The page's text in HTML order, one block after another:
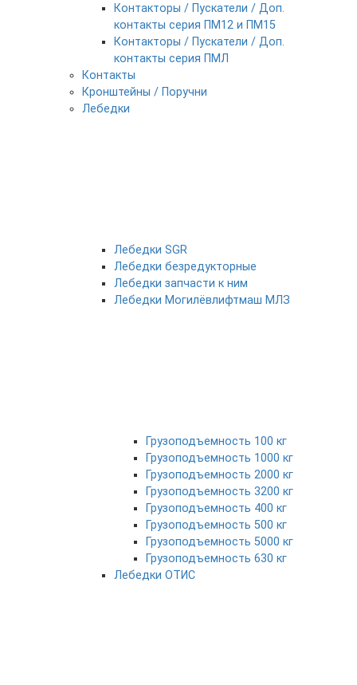
Контакторы / Пускатели / Доп.
контакты серия ПМ12 и ПМ15
Контакторы / Пускатели / Доп.
контакты серия ПМЛ
Контакты
Кронштейны / Поручни
Лебедки
Лебедки SGR
Лебедки безредукторные
Лебедки запчасти к ним
Лебедки Могилёвлифтмаш МЛЗ
Грузоподъемность 100 кг
Грузоподъемность 1000 кг
Грузоподъемность 2000 кг
Грузоподъемность 3200 кг
Грузоподъемность 400 кг
Грузоподъемность 500 кг
Грузоподъемность 5000 кг
Грузоподъемность 630 кг
Лебедки ОТИС